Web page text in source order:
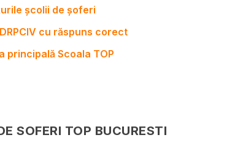
școlii de șoferi
cu răspuns corect
principală Scoala TOP
SOFERI TOP BUCURESTI